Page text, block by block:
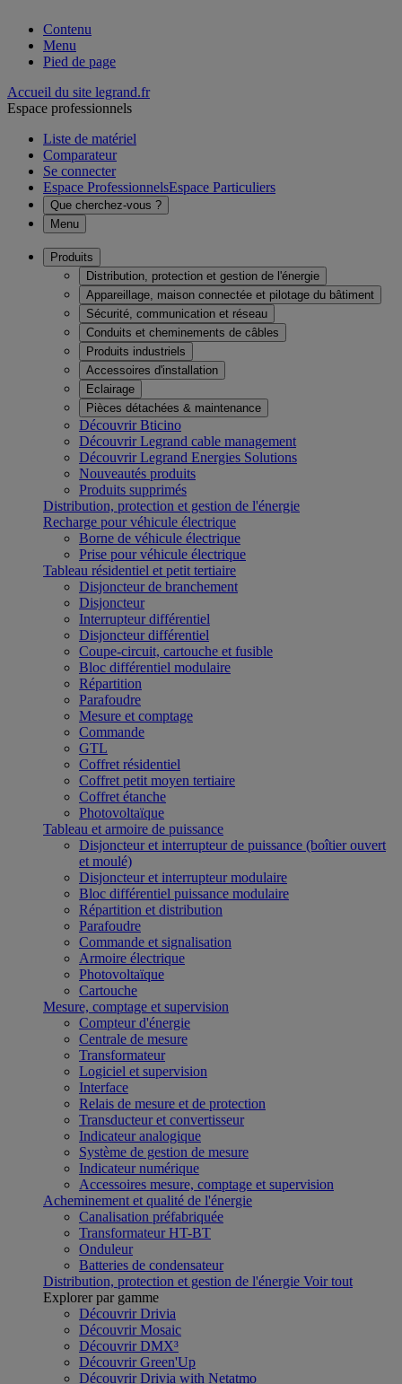
Contenu
Menu
Pied de page
Accueil du site legrand.fr
Espace professionnels
Liste de matériel
Comparateur
Se connecter
Espace ProfessionnelsEspace Particuliers
Que cherchez-vous ?
Menu
Produits
Distribution, protection et gestion de l'énergie
Appareillage, maison connectée et pilotage du bâtiment
Sécurité, communication et réseau
Conduits et cheminements de câbles
Produits industriels
Accessoires d'installation
Eclairage
Pièces détachées & maintenance
Découvrir Bticino
Découvrir Legrand cable management
Découvrir Legrand Energies Solutions
Nouveautés produits
Produits supprimés
Distribution, protection et gestion de l'énergie
Recharge pour véhicule électrique
Borne de véhicule électrique
Prise pour véhicule électrique
Tableau résidentiel et petit tertiaire
Disjoncteur de branchement
Disjoncteur
Interrupteur différentiel
Disjoncteur différentiel
Coupe-circuit, cartouche et fusible
Bloc différentiel modulaire
Répartition
Parafoudre
Mesure et comptage
Commande
GTL
Coffret résidentiel
Coffret petit moyen tertiaire
Coffret étanche
Photovoltaïque
Tableau et armoire de puissance
Disjoncteur et interrupteur de puissance (boîtier ouvert
et moulé)
Disjoncteur et interrupteur modulaire
Bloc différentiel puissance modulaire
Répartition et distribution
Parafoudre
Commande et signalisation
Armoire électrique
Photovoltaïque
Cartouche
Mesure, comptage et supervision
Compteur d'énergie
Centrale de mesure
Transformateur
Logiciel et supervision
Interface
Relais de mesure et de protection
Transducteur et convertisseur
Indicateur analogique
Système de gestion de mesure
Indicateur numérique
Accessoires mesure, comptage et supervision
Acheminement et qualité de l'énergie
Canalisation préfabriquée
Transformateur HT-BT
Onduleur
Batteries de condensateur
Distribution, protection et gestion de l'énergie Voir tout
Explorer par gamme
Découvrir Drivia
Découvrir Mosaic
Découvrir DMX³
Découvrir Green'Up
Découvrir Drivia with Netatmo